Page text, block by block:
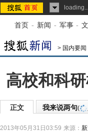
首页 - 新闻 - 军事 -
> 国内要闻
高校和科
正文 我来说两句(
2013年05月31日03:59 来源：